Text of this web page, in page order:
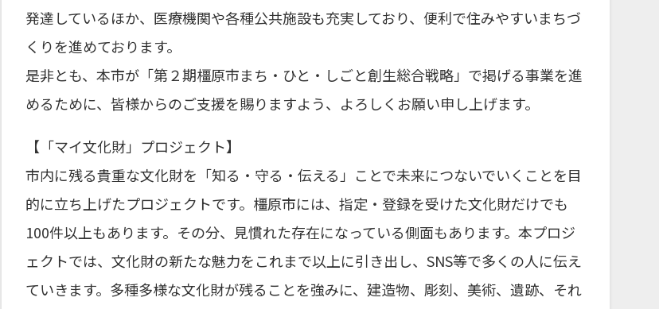
発達しているほか、医療機関や各種公共施設も充実しており、便利で住みやすいまちづ
くりを進めております。
是非とも、本市が「第２期橿原市まち・ひと・しごと創生総合戦略」で掲げる事業を進
めるために、皆様からのご支援を賜りますよう、よろしくお願い申し上げます。
【「マイ文化財」プロジェクト】
市内に残る貴重な文化財を「知る・守る・伝える」ことで未来につないでいくことを目
的に立ち上げたプロジェクトです。橿原市には、指定・登録を受けた文化財だけでも
100件以上もあります。その分、見慣れた存在になっている側面もあります。本プロジ
ェクトでは、文化財の新たな魅力をこれまで以上に引き出し、SNS等で多くの人に伝え
ていきます。多種多様な文化財が残ることを強みに、建造物、彫刻、美術、遺跡、それ